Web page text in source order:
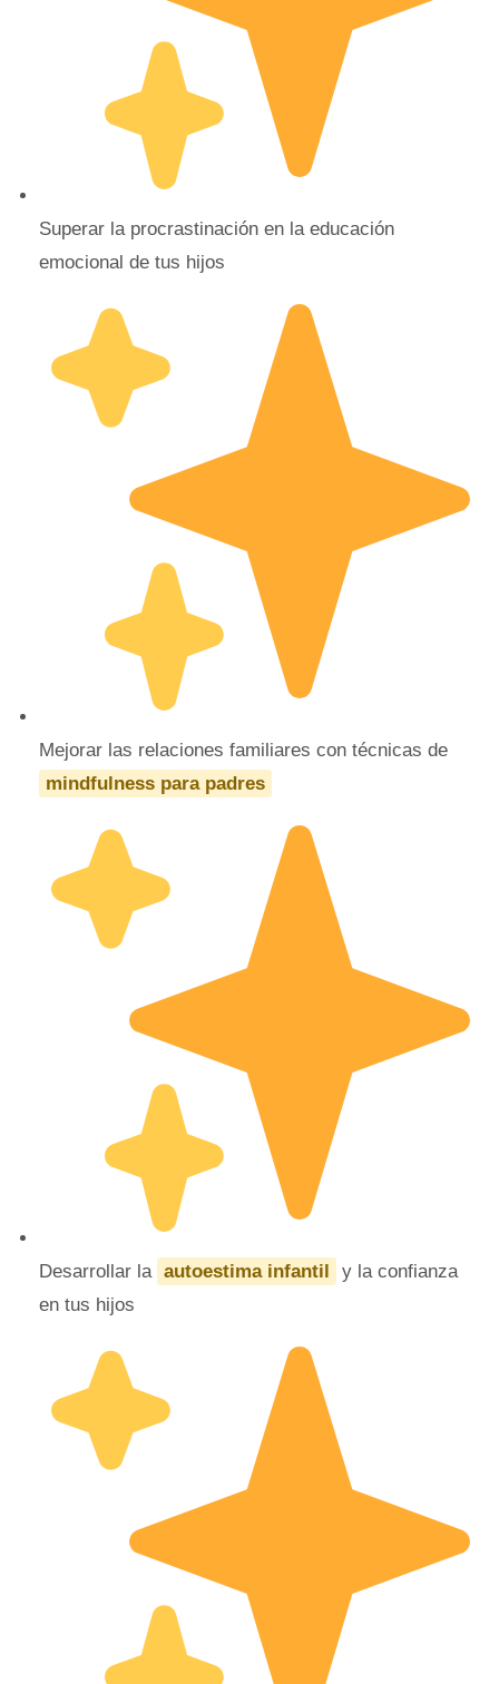
Superar la procrastinación en la educación
emocional de tus hijos
Mejorar las relaciones familiares con técnicas de
mindfulness para padres
Desarrollar la autoestima infantil
y la confianza
en tus hijos